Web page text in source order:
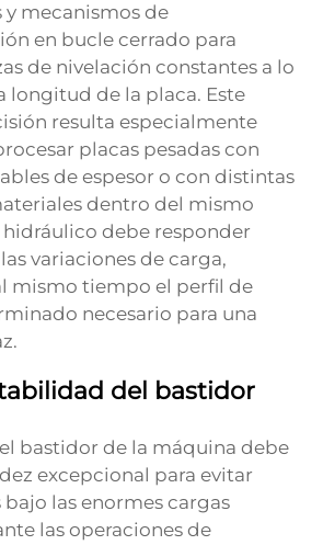
mecanismos de
en bucle cerrado para
de nivelación constantes a lo
longitud de la placa. Este
resulta especialmente
placas pesadas con
de espesor o con distintas
dentro del mismo
hidráulico debe responder
variaciones de carga,
mismo tiempo el perfil de
necesario para una
del bastidor
bastidor de la máquina debe
excepcional para evitar
las enormes cargas
las operaciones de